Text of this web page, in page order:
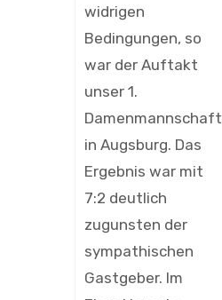
widrigen
Bedingungen, so
war der Auftakt
unser 1.
Damenmannschaft
in Augsburg. Das
Ergebnis war mit
7:2 deutlich
zugunsten der
sympathischen
Gastgeber. Im